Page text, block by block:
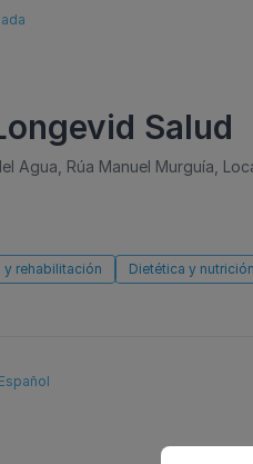
Salud
Agua, Rúa Manuel Murguía,
y rehabilitación Dietética y nutrición